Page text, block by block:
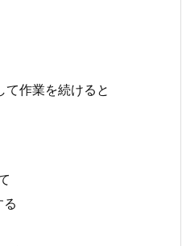
て作業を続けると